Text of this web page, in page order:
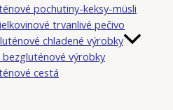
pochutiny-keksy-müsli
trvanlivé pečivo
chladené výrobky
bezgluténové výrobky
cestá